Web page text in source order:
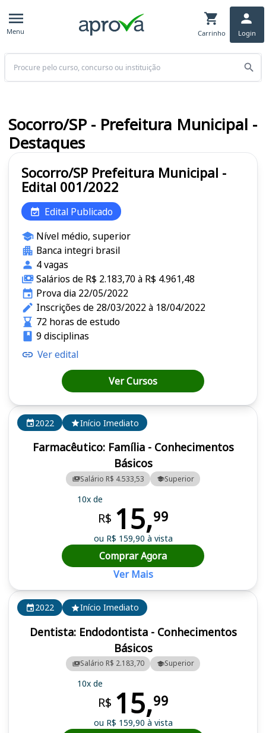
Menu Carrinho Login
Buscar
2022 Início Imediato
Dentista: Endodontista - Conhecimentos
Básicos
Salário R$ 2.183,70 Superior
10x de
R$ 15,99
ou R$ 159,90 à vista
2022 Início Imediato
Farmacêutico: Família - Conhecimentos
Básicos
Salário R$ 4.533,53 Superior
10x de
R$ 15,99
ou R$ 159,90 à vista
Comprar Agora
Ver Mais
Socorro/SP Prefeitura Municipal -
Edital 001/2022
Edital Publicado
Nível médio, superior
Banca integri brasil
4 vagas
Salários de R$ 2.183,70 à R$ 4.961,48
Prova dia 22/05/2022
Inscrições de 28/03/2022 à 18/04/2022
72 horas de estudo
9 disciplinas
Ver edital
Ver Cursos
Socorro/SP - Prefeitura Municipal -
Destaques